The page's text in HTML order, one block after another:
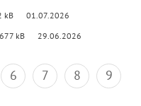
kB 01.07.2026
kB 29.06.2026
6 7 8
9